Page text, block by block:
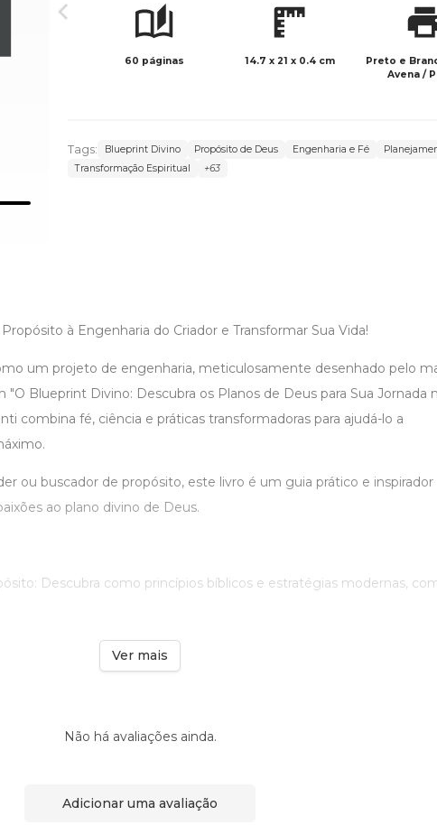
60 páginas 14.7 x 21 x 0.4 cm
Preto e
Avena /
Tags: Blueprint Divino Propósito de Deus Engenharia e Fé
Transformação Espiritual
+63
à Engenharia do Criador e Transformar Sua Vida!
um projeto de engenharia, meticulosamente desenhado pelo
"O Blueprint Divino: Descubra os Planos de Deus para Sua Jornada
combina fé, ciência e práticas transformadoras para ajudá-lo a
ou buscador de propósito, este livro é um guia prático e inspirador
ao plano divino de Deus.
Descubra como princípios bíblicos e estratégias modernas,
Ver mais
Não há avaliações ainda.
Adicionar uma avaliação